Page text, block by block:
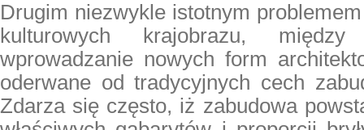
Drugim niezwykle istotnym
kulturowych krajobrazu, między
wprowadzanie nowych form
oderwane od tradycyjnych cech
Zdarza się często, iż zabudowa